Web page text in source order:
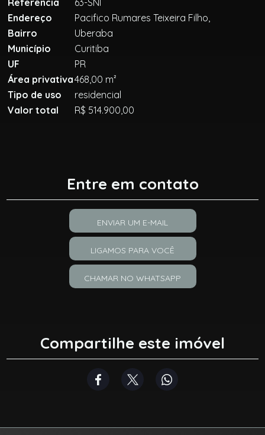
Referência
63-SNI
Endereço
Pacifico Rumares Teixeira Filho,
Bairro
Uberaba
Município
Curitiba
UF
PR
Área privativa468,00 m²
Tipo de uso
residencial
Valor total
R$ 514.900,00
Entre em contato
ENVIAR UM E-MAIL
LIGAMOS PARA VOCÊ
CHAMAR NO WHATSAPP
Compartilhe este imóvel